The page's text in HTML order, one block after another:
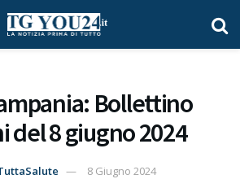
Bollettino
del 8 giugno 2024
8 Giugno 2024